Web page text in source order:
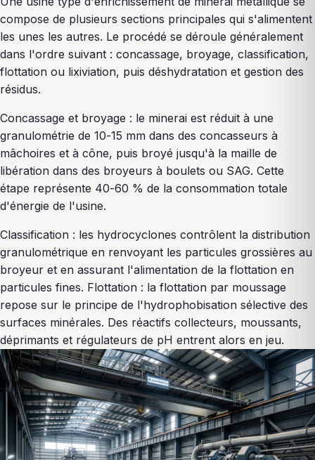
compose de plusieurs sections principales qui s'alimentent
les unes les autres. Le procédé se déroule généralement
dans l'ordre suivant : concassage, broyage, classification,
flottation ou lixiviation, puis déshydratation et gestion des
résidus.
Concassage et broyage : le minerai est réduit à une
granulométrie de 10-15 mm dans des concasseurs à
mâchoires et à cône, puis broyé jusqu'à la maille de
libération dans des broyeurs à boulets ou SAG. Cette
étape représente 40-60 % de la consommation totale
d'énergie de l'usine.
Classification : les hydrocyclones contrôlent la distribution
granulométrique en renvoyant les particules grossières au
broyeur et en assurant l'alimentation de la flottation en
particules fines. Flottation : la flottation par moussage
repose sur le principe de l'hydrophobisation sélective des
surfaces minérales. Des réactifs collecteurs, moussants,
déprimants et régulateurs de pH entrent alors en jeu.